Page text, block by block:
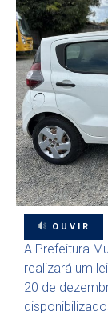
OUVIR
A Prefeitura
realizará um
20 de